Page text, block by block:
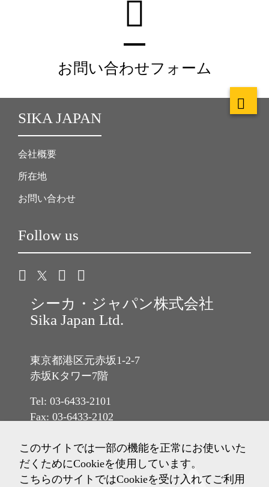
お問い合わせフォーム
SIKA JAPAN
会社概要
所在地
お問い合わせ
Follow us
シーカ・ジャパン株式会社
Sika Japan Ltd.
東京都港区元赤坂1-2-7
赤坂Kタワー7階
Tel: 03-6433-2101
Fax: 03-6433-2102
このサイトでは一部の機能を正常にお使いいた
だくためにCookieを使用しています。
こちらのサイトではCookieを受け入れてご利用